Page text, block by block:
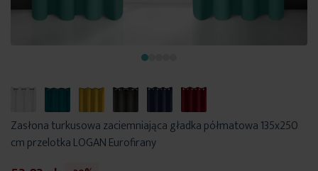
Zasłona turkusowa zaciemniająca gładka półmatowa 135x250
cm przelotka LOGAN Eurofirany